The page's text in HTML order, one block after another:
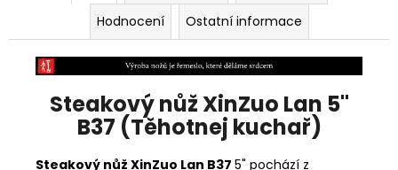
Hodnocení
Ostatní informace
Steakový nůž XinZuo Lan 5"
B37 (Těhotnej kuchař)
Steakový nůž XinZuo Lan B37 5" pochází z